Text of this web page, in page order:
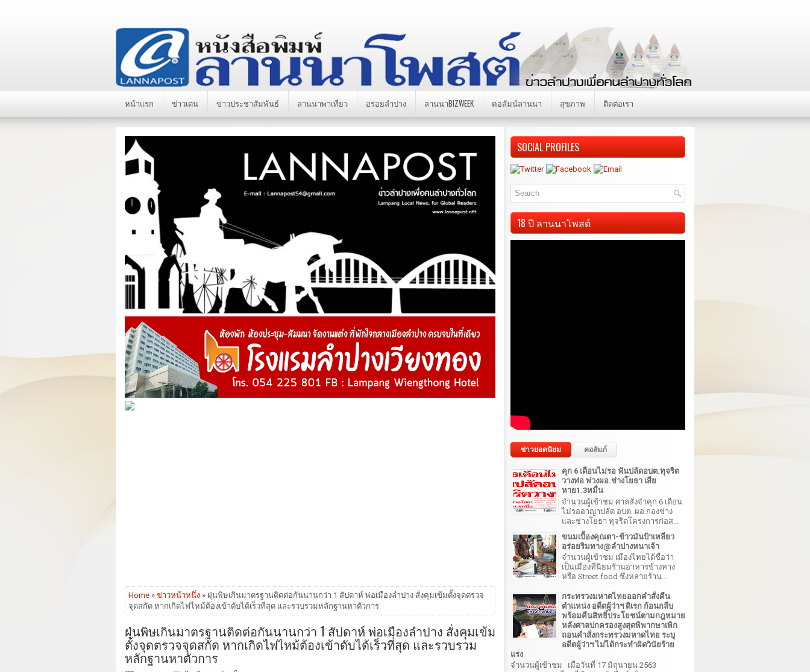
หน้าแรก ข่าวเด่น ข่าวประชาสัมพันธ์ ลานนาพาเที่ยว อร่อยลำปาง ลานนาBIZWEEK คอลัมน์ลานนา สุขภาพ ติดต่อเรา
Home » ข่าวหน้าหนึ่ง » ฝุ่นพิษเกินมาตรฐานติดต่อกันนานกว่า 1 สัปดาห์ พ่อเมืองลำปาง สั่งคุมเข้มตั้งจุดตรวจ
จุดสกัด หากเกิดไฟไหม้ต้องเข้าดับได้เร็วที่สุด และรวบรวมหลักฐานหาตัวการ
ฝุ่นพิษเกินมาตรฐานติดต่อกันนานกว่า 1 สัปดาห์ พ่อเมืองลำปาง สั่งคุมเข้ม
ตั้งจุดตรวจจุดสกัด หากเกิดไฟไหม้ต้องเข้าดับได้เร็วที่สุด และรวบรวม
หลักฐานหาตัวการ
SOCIAL PROFILES
18 ปี ลานนาโพสต์
ข่าวยอดนิยม คอลัมภ์
คุก 6 เดือนไม่รอ ฟันปลัดอบต.ทุจริต
วางท่อ พ่วงผอ.ช่างโยธา เสีย
หาย1.3หมื่น
จำนวนผู้เข้าชม ศาลสั่งจำคุก 6 เดือน
ไม่รออาญาปลัด อบต. ผอ.กองช่าง
และช่างโยธา ทุจริตโครงการก่อส...
ขนมเบื้องคุณตา-ข้าวมันป้าเหลียว
อร่อยริมทาง@ลำปางหนาเจ้า
จำนวนผู้เข้าชม เมืองไทยได้ชื่อว่า
เป็นเมืองที่นิยมร้านอาหารข้างทาง
หรือ Street food ซึ่งหลายร้าน...
กระทรวงมหาดไทยออกคำสั่งคืน
ตำแหน่ง อดีตผู้ว่าฯ ดิเรก ก้อนกลีบ
พร้อมคืนสิทธิ์ประโยชน์ตามกฎหมาย
หลังศาลปกครองสูงสุดพิพากษาเพิก
ถอนคำสั่งกระทรวงมหาดไทย ระบุ
อดีตผู้ว่าฯ ไม่ได้กระทำผิดวินัยร้าย
แรง
จำนวนผู้เข้าชม เมื่อวันที่ 17 มิถุนายน 2563